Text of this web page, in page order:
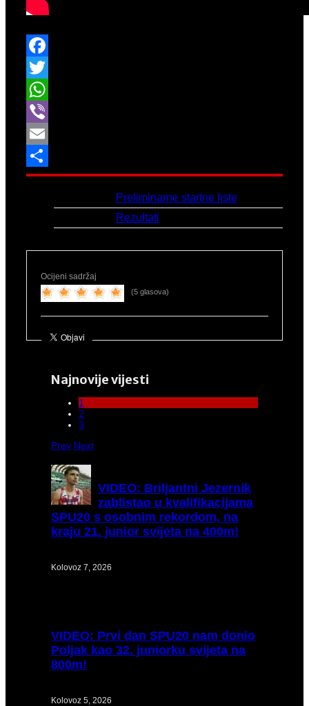
Facebook
Twitter
WhatsApp
Viber
Email
Share
Preliminarne startne liste
Rezultati
Ocijeni sadržaj
(5 glasova)
Najnovije vijesti
1
2
3
Prev Next
VIDEO: Briljantni Jezernik
zablistao u kvalifikacijama
SPU20 s osobnim rekordom, na
kraju 21. junior svijeta na 400m!
Kolovoz 7, 2026
VIDEO: Prvi dan SPU20 nam donio
Poljak kao 32. juniorku svijeta na
800m!
Kolovoz 5, 2026